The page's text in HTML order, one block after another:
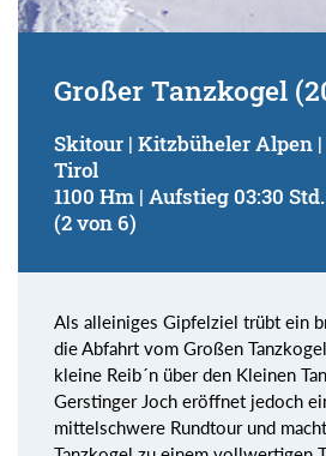
Großer Tanzkogel
Skitour | Kitzbüheler Alpen
Tirol
1100 Hm | Aufstieg 03:30
(2 von 6)
Als alleiniges Gipfelziel trübt ein
die Abfahrt vom Großen
kleine Reib´n über den Kleinen
Gerstinger Joch eröffnet jedoch
mittelschwere Rundtour und